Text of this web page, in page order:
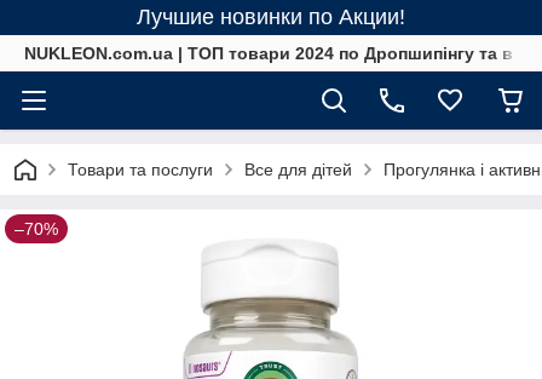
Лучшие новинки по Акции!
NUKLEON.com.ua | ТОП товари 2024 по Дропшипінгу та в
Товари та послуги Все для дітей Прогулянка і
–70%